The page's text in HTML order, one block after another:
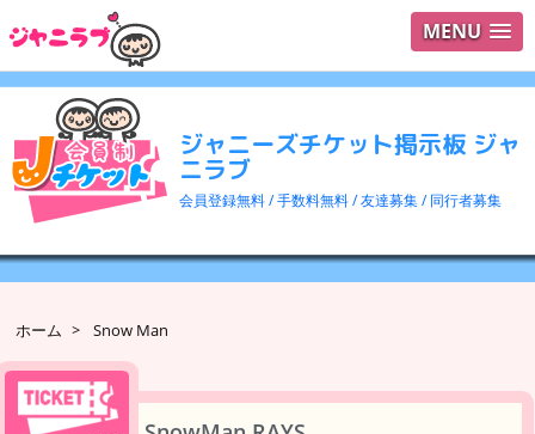
MENU
ジャニーズチケット掲示板 ジャ
ニラブ
会員登録無料 / 手数料無料 / 友達募集 / 同行者募集
ログイ
検索
ホーム > Snow Man